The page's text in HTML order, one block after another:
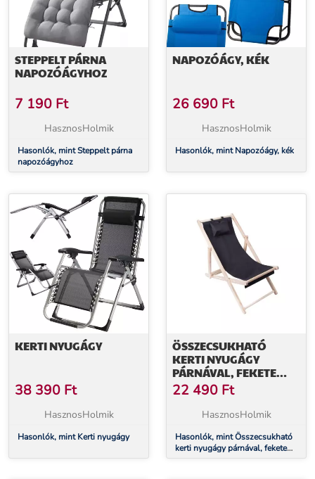
STEPPELT PÁRNA
NAPOZÓÁGYHOZ
7 190 Ft
HasznosHolmik
Hasonlók, mint Steppelt párna
napozóágyhoz
NAPOZÓÁGY, KÉK
26 690 Ft
HasznosHolmik
Hasonlók, mint Napozóágy, kék
KERTI NYUGÁGY
38 390 Ft
HasznosHolmik
Hasonlók, mint Kerti nyugágy
ÖSSZECSUKHATÓ
KERTI NYUGÁGY
PÁRNÁVAL, FEKETE
SZÍNBEN
22 490 Ft
HasznosHolmik
Hasonlók, mint Összecsukható
kerti nyugágy párnával, fekete
színben